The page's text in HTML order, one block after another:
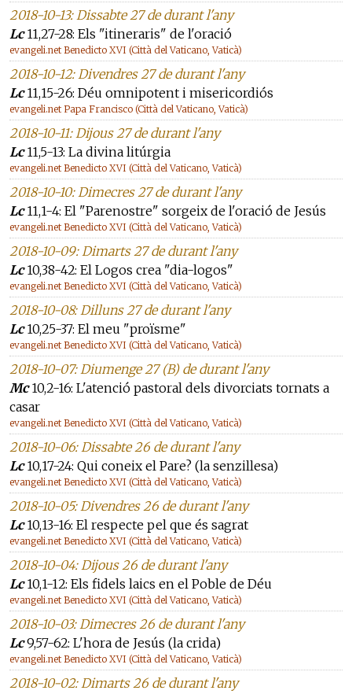
2018-10-13: Dissabte 27 de durant l'any
Lc11,27-28: Els "itineraris" de l'oració
evangeli.net Benedicto XVI (Città del Vaticano, Vaticà)
2018-10-12: Divendres 27 de durant l'any
Lc11,15-26: Déu omnipotent i misericordiós
evangeli.net Papa Francisco (Città del Vaticano, Vaticà)
2018-10-11: Dijous 27 de durant l'any
Lc11,5-13: La divina litúrgia
evangeli.net Benedicto XVI (Città del Vaticano, Vaticà)
2018-10-10: Dimecres 27 de durant l'any
Lc11,1-4: El "Parenostre" sorgeix de l'oració de Jesús
evangeli.net Benedicto XVI (Città del Vaticano, Vaticà)
2018-10-09: Dimarts 27 de durant l'any
Lc10,38-42: El Logos crea "dia-logos"
evangeli.net Benedicto XVI (Città del Vaticano, Vaticà)
2018-10-08: Dilluns 27 de durant l'any
Lc10,25-37: El meu "proïsme"
evangeli.net Benedicto XVI (Città del Vaticano, Vaticà)
2018-10-07: Diumenge 27 (B) de durant l'any
Mc10,2-16: L'atenció pastoral dels divorciats tornats a
casar
evangeli.net Benedicto XVI (Città del Vaticano, Vaticà)
2018-10-06: Dissabte 26 de durant l'any
Lc10,17-24: Qui coneix el Pare? (la senzillesa)
evangeli.net Benedicto XVI (Città del Vaticano, Vaticà)
2018-10-05: Divendres 26 de durant l'any
Lc10,13-16: El respecte pel que és sagrat
evangeli.net Benedicto XVI (Città del Vaticano, Vaticà)
2018-10-04: Dijous 26 de durant l'any
Lc10,1-12: Els fidels laics en el Poble de Déu
evangeli.net Benedicto XVI (Città del Vaticano, Vaticà)
2018-10-03: Dimecres 26 de durant l'any
Lc9,57-62: L'hora de Jesús (la crida)
evangeli.net Benedicto XVI (Città del Vaticano, Vaticà)
2018-10-02: Dimarts 26 de durant l'any